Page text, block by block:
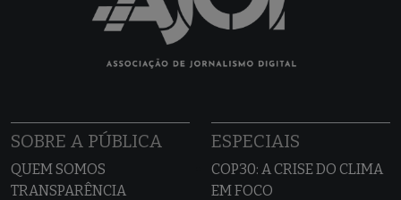
SOBRE A PÚBLICA
QUEM SOMOS
TRANSPARÊNCIA
ESPECIAIS
COP30: A CRISE DO CLIMA
EM FOCO